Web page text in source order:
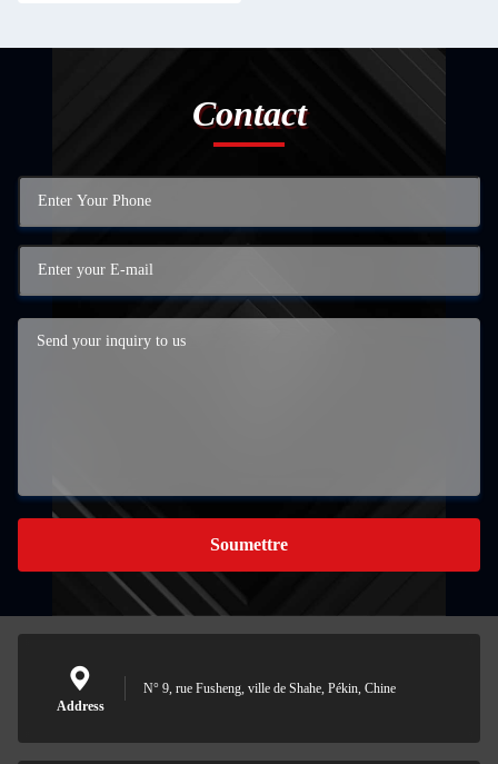
Contact
Soumettre
Address
N° 9, rue Fusheng, ville de Shahe, Pékin, Chine